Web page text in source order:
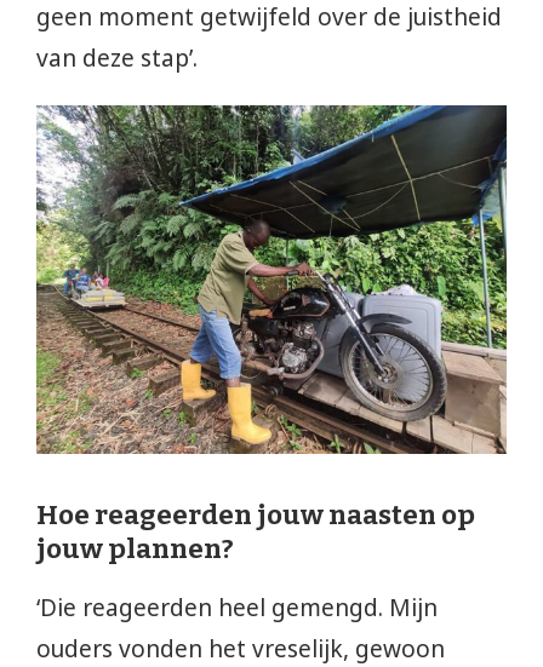
geen moment getwijfeld over de juistheid
van deze stap’.
Hoe reageerden jouw naasten op
jouw plannen?
‘Die reageerden heel gemengd. Mijn
ouders vonden het vreselijk, gewoon